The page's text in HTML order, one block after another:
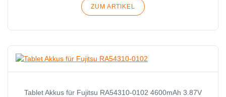
ZUM ARTIKEL
Tablet Akkus für Fujitsu RA54310-0102 4600mAh 3.87V